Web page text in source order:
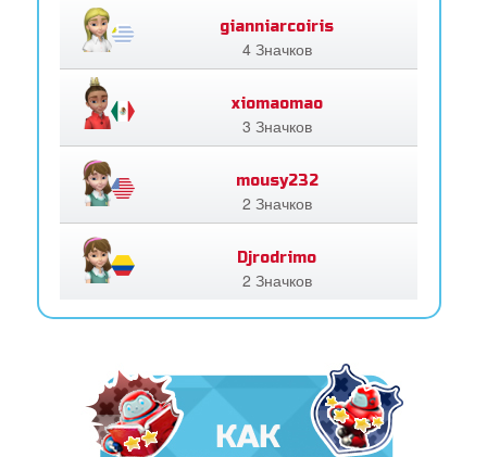
gianniarcoiris
4 Значков
xiomaomao
3 Значков
mousy232
2 Значков
Djrodrimo
2 Значков